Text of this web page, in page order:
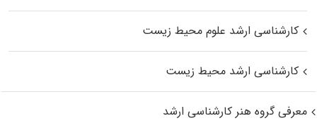
کارشناسی ارشد علوم محیط‌ زیست
کارشناسی ارشد محیط زیست
معرفی گروه هنر کارشناسی ارشد